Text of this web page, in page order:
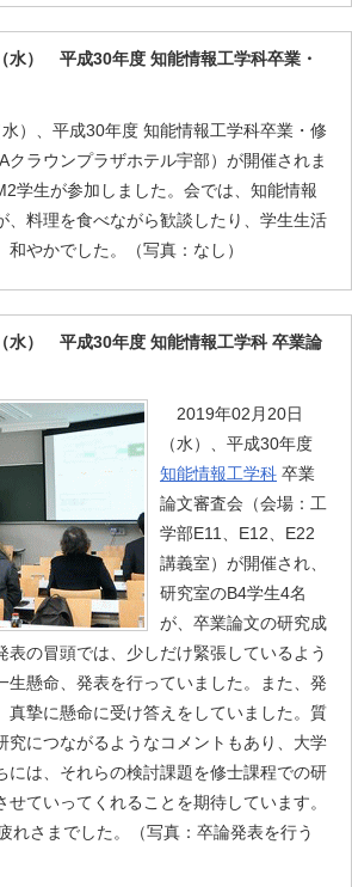
水） 平成30年度 知能情報工学科卒業・
）、平成30年度 知能情報工学科卒業・修
クラウンプラザホテル宇部）が開催されま
学生が参加しました。会では、知能情報
、料理を食べながら歓談したり、学生生活
やかでした。（写真：なし）
水） 平成30年度 知能情報工学科 卒業論
2019年02月20日
（水）、平成30年度
知能情報工学科 卒業
論文審査会（会場：工
学部E11、E12、E22
講義室）が開催され、
研究室のB4学生4名
が、卒業論文の研究成
表の冒頭では、少しだけ緊張しているよう
生懸命、発表を行っていました。また、発
真摯に懸命に受け答えをしていました。質
究につながるようなコメントもあり、大学
には、それらの検討課題を修士課程での研
せていってくれることを期待しています。
れさまでした。（写真：卒論発表を行う